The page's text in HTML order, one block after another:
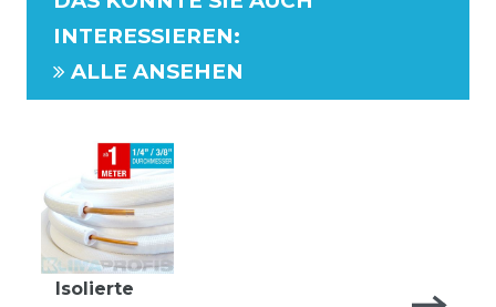
INTERESSIEREN:
ALLE ANSEHEN
Isolierte